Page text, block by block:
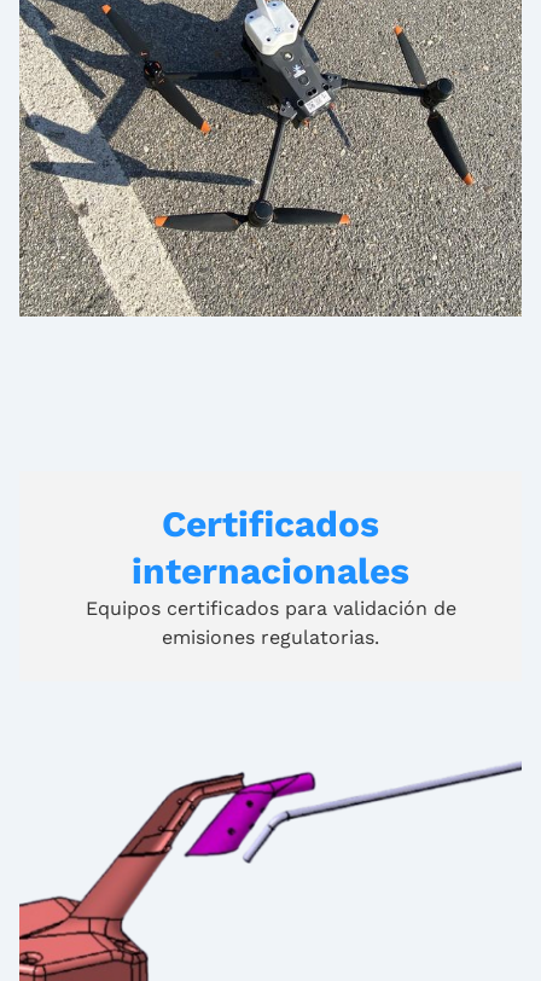
Certificados
internacionales
Equipos certificados para validación de
emisiones regulatorias.